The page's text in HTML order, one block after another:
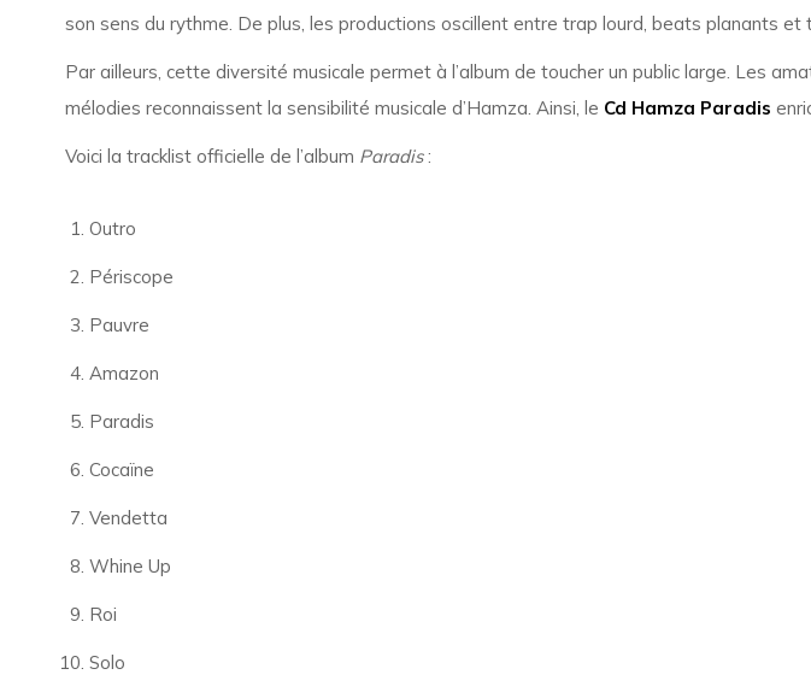
son sens du rythme. De plus, les productions oscillent entre trap lourd, beats planants
Par ailleurs, cette diversité musicale permet à l’album de toucher un public large. Les
mélodies reconnaissent la sensibilité musicale d’Hamza. Ainsi, le Cd Hamza Paradis
Voici la tracklist officielle de l’album Paradis:
Outro
Périscope
Pauvre
Amazon
Paradis
Cocaïne
Vendetta
Whine Up
Roi
Solo